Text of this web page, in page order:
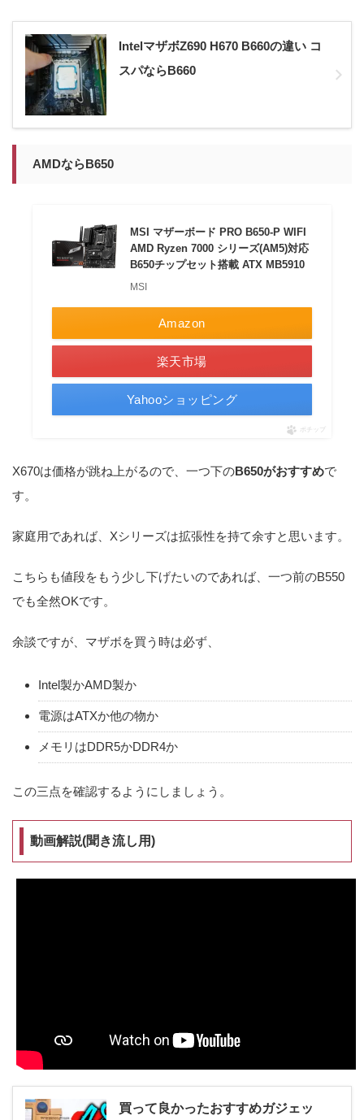
IntelマザボZ690 H670 B660の違い コ
スパならB660
AMDならB650
MSI マザーボード PRO B650-P WIFI
AMD Ryzen 7000 シリーズ(AM5)対応
B650チップセット搭載 ATX MB5910
MSI
Amazon
楽天市場
Yahooショッピング
ポチップ
X670は価格が跳ね上がるので、一つ下のB650がおすすめで
す。
家庭用であれば、Xシリーズは拡張性を持て余すと思います。
こちらも値段をもう少し下げたいのであれば、一つ前のB550
でも全然OKです。
余談ですが、マザボを買う時は必ず、
Intel製かAMD製か
電源はATXか他の物か
メモリはDDR5かDDR4か
この三点を確認するようにしましょう。
動画解説(聞き流し用)
買って良かったおすすめガジェッ